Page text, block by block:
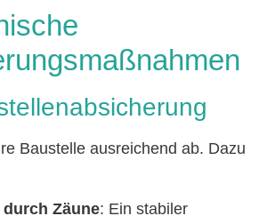
Baustelle ausreichend ab. Dazu
Zäune: Ein stabiler